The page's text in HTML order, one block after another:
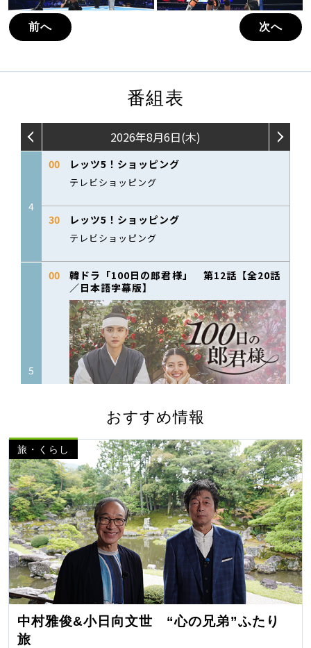
前へ 次へ
番組表
おすすめ情報
旅・くらし
中村雅俊&小日向文世 “心の兄弟”ふたり
旅